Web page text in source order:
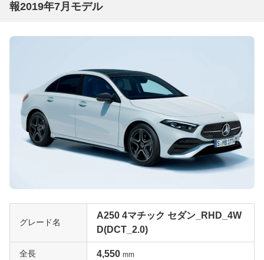
報2019年7月モデル
グレード名
A250 4マチック セダン_RHD_4W
D(DCT_2.0)
全長 4,550 mm